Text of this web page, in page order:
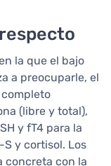
la que el bajo
a preocuparle, el
(libre y total),
y fT4 para la
y cortisol. Los
concreta con la